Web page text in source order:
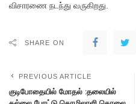
விசாரணை நடந்து வருகிறது.
SHARE ON
PREVIOUS ARTICLE
குடிபோதையில் மோதல் :தலையில்